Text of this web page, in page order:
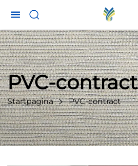
PVC-contract
Startpagina PVC-contract